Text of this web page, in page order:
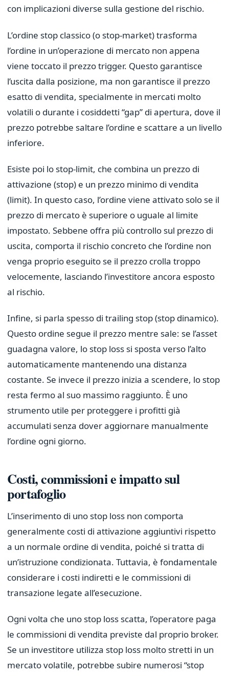
con implicazioni diverse sulla gestione del rischio.
L’ordine stop classico (o stop-market) trasforma
l’ordine in un’operazione di mercato non appena
viene toccato il prezzo trigger. Questo garantisce
l’uscita dalla posizione, ma non garantisce il prezzo
esatto di vendita, specialmente in mercati molto
volatili o durante i cosiddetti “gap” di apertura, dove il
prezzo potrebbe saltare l’ordine e scattare a un livello
inferiore.
Esiste poi lo stop-limit, che combina un prezzo di
attivazione (stop) e un prezzo minimo di vendita
(limit). In questo caso, l’ordine viene attivato solo se il
prezzo di mercato è superiore o uguale al limite
impostato. Sebbene offra più controllo sul prezzo di
uscita, comporta il rischio concreto che l’ordine non
venga proprio eseguito se il prezzo crolla troppo
velocemente, lasciando l’investitore ancora esposto
al rischio.
Infine, si parla spesso di trailing stop (stop dinamico).
Questo ordine segue il prezzo mentre sale: se l’asset
guadagna valore, lo stop loss si sposta verso l’alto
automaticamente mantenendo una distanza
costante. Se invece il prezzo inizia a scendere, lo stop
resta fermo al suo massimo raggiunto. È uno
strumento utile per proteggere i profitti già
accumulati senza dover aggiornare manualmente
l’ordine ogni giorno.
Costi, commissioni e impatto sul
portafoglio
L’inserimento di uno stop loss non comporta
generalmente costi di attivazione aggiuntivi rispetto
a un normale ordine di vendita, poiché si tratta di
un’istruzione condizionata. Tuttavia, è fondamentale
considerare i costi indiretti e le commissioni di
transazione legate all’esecuzione.
Ogni volta che uno stop loss scatta, l’operatore paga
le commissioni di vendita previste dal proprio broker.
Se un investitore utilizza stop loss molto stretti in un
mercato volatile, potrebbe subire numerosi “stop